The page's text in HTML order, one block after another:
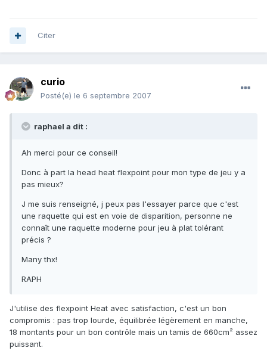
Citer
curio
Posté(e) le 6 septembre 2007
raphael a dit :
Ah merci pour ce conseil!
Donc à part la head heat flexpoint pour mon type de jeu y a
pas mieux?
J me suis renseigné, j peux pas l'essayer parce que c'est
une raquette qui est en voie de disparition, personne ne
connaît une raquette moderne pour jeu à plat tolérant
précis ?
Many thx!
RAPH
J'utilise des flexpoint Heat avec satisfaction, c'est un bon
compromis : pas trop lourde, équilibrée légèrement en manche,
18 montants pour un bon contrôle mais un tamis de 660cm² assez
puissant.